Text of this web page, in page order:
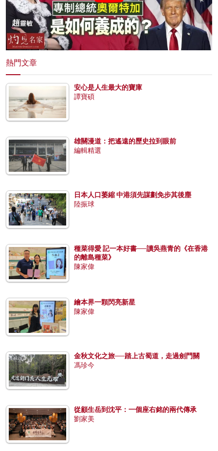
熱門文章
安心是人生最大的寶庫
譚寶碩
雄關漫道：把遙遠的歷史拉到眼前
編輯精選
日本人口萎縮 中港須先謀劃免步其後塵
陸振球
種菜得愛 記一本好書──讀吳燕青的《在香港
的離島種菜》
陳家偉
繪本界一顆閃亮新星
陳家偉
金秋文化之旅──踏上古蜀道，走過劍門關
馮珍今
從顧生岳到沈平：一個座右銘的兩代傳承
劉家美